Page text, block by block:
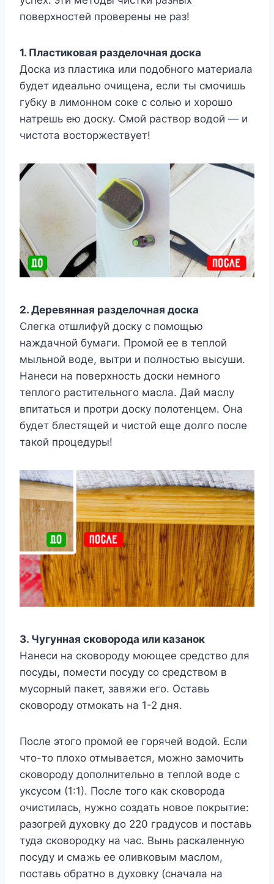
поверхностей проверены не раз!
1. Пластиковая разделочная доска
Доска из пластика или подобного материала
будет идеально очищена, если ты смочишь
губку в лимонном соке с солью и хорошо
натрешь ею доску. Смой раствор водой — и
чистота восторжествует!
2. Деревянная разделочная доска
Слегка отшлифуй доску с помощью
наждачной бумаги. Промой ее в теплой
мыльной воде, вытри и полностью высуши.
Нанеси на поверхность доски немного
теплого растительного масла. Дай маслу
впитаться и протри доску полотенцем. Она
будет блестящей и чистой еще долго после
такой процедуры!
3. Чугунная сковорода или казанок
Нанеси на сковороду моющее средство для
посуды, помести посуду со средством в
мусорный пакет, завяжи его. Оставь
сковороду отмокать на 1-2 дня.
После этого промой ее горячей водой. Если
что-то плохо отмывается, можно замочить
сковороду дополнительно в теплой воде с
уксусом (1:1). После того как сковорода
очистилась, нужно создать новое покрытие:
разогрей духовку до 220 градусов и поставь
туда сковородку на час. Вынь раскаленную
посуду и смажь ее оливковым маслом,
поставь обратно в духовку (сначала на